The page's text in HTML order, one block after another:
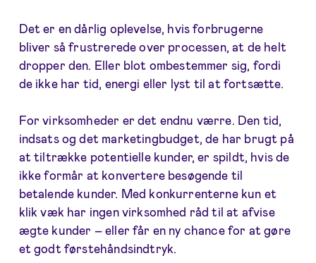
Det er en dårlig oplevelse, hvis forbrugerne
bliver så frustrerede over processen, at de helt
dropper den. Eller blot ombestemmer sig, fordi
de ikke har tid, energi eller lyst til at fortsætte.
For virksomheder er det endnu værre. Den tid,
indsats og det marketingbudget, de har brugt på
at tiltrække potentielle kunder, er spildt, hvis de
ikke formår at konvertere besøgende til
betalende kunder. Med konkurrenterne kun et
klik væk har ingen virksomhed råd til at afvise
ægte kunder – eller får en ny chance for at gøre
et godt førstehåndsindtryk.